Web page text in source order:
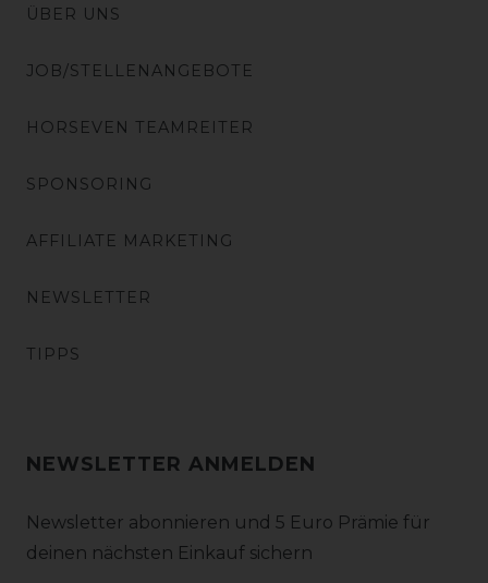
ÜBER UNS
JOB/STELLENANGEBOTE
HORSEVEN TEAMREITER
SPONSORING
AFFILIATE MARKETING
NEWSLETTER
TIPPS
NEWSLETTER ANMELDEN
Newsletter abonnieren und 5 Euro Prämie für
deinen nächsten Einkauf sichern